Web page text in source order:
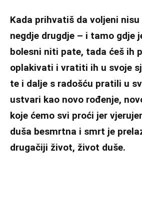
Kada prihvatiš da voljeni
negdje drugdje – i tamo gdje
bolesni niti pate, tada ćeš ih
oplakivati i vratiti ih u svoje
te i dalje s radošću pratili u
ustvari kao novo rođenje,
koje ćemo svi proći jer
duša besmrtna i smrt je
drugačiji život, život duše.